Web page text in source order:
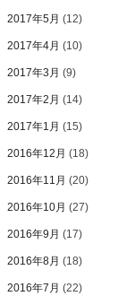
2017年5月 (12)
2017年4月 (10)
2017年3月 (9)
2017年2月 (14)
2017年1月 (15)
2016年12月 (18)
2016年11月 (20)
2016年10月 (27)
2016年9月 (17)
2016年8月 (18)
2016年7月 (22)